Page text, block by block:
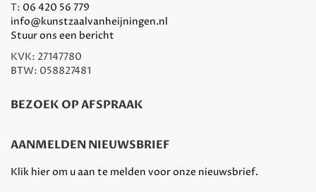
T: 06 420 56 779
info@kunstzaalvanheijningen.nl
Stuur ons een bericht
KVK: 27147780
BTW: 058827481
BEZOEK OP AFSPRAAK
AANMELDEN NIEUWSBRIEF
Klik hier om u aan te melden voor onze nieuwsbrief.